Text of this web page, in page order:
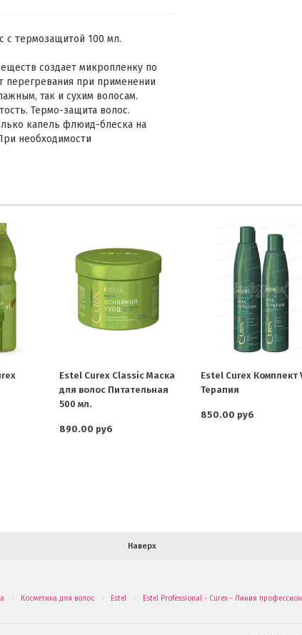
с термозащитой 100 мл.
создает микропленку по
перегревания при применении
так и сухим волосам.
Термо-защита волос.
капель флюид-блеска на
необходимости
Estel Curex Classic Маска
для волос Питательная
500 мл.
890.00 руб
Estel Curex Комплект
Терапия
850.00 руб
Наверх
Косметика для волос Estel Estel Professional - Curex - Линия